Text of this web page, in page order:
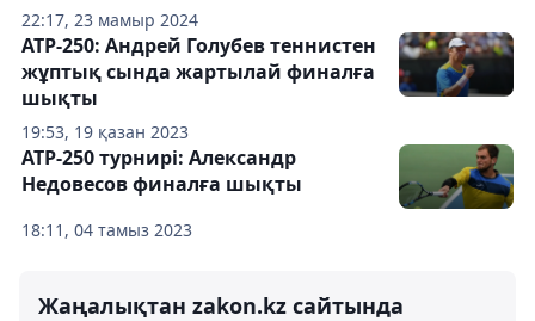
22:17, 23 мамыр 2024
19:53, 19 қазан 2023
АТР-250: Андрей Голубев теннистен
жұптық сында жартылай финалға
шықты
18:11, 04 тамыз 2023
АТР-250 турнирі: Александр
Недовесов финалға шықты
Жаңалықтан zakon.kz сайтында